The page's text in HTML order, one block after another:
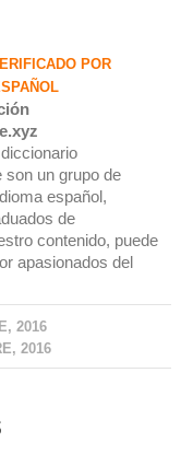
POR
un grupo de
español,
de
contenido, puede
apasionados del
2016
2016